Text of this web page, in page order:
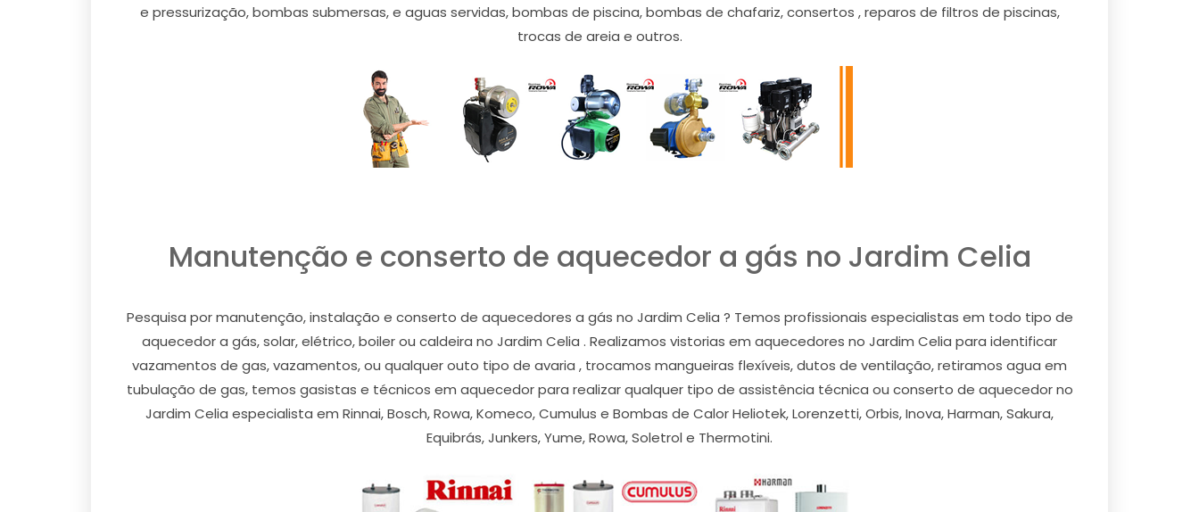
e pressurização, bombas submersas, e aguas servidas, bombas de piscina, bombas de chafariz, consertos , reparos de filtros de piscinas,
trocas de areia e outros.
Manutenção e conserto de aquecedor a gás no Jardim Celia
Pesquisa por manutenção, instalação e conserto de aquecedores a gás no Jardim Celia ? Temos profissionais especialistas em todo tipo de
aquecedor a gás, solar, elétrico, boiler ou caldeira no Jardim Celia . Realizamos vistorias em aquecedores no Jardim Celia para identificar
vazamentos de gas, vazamentos, ou qualquer outo tipo de avaria , trocamos mangueiras flexíveis, dutos de ventilação, retiramos agua em
tubulação de gas, temos gasistas e técnicos em aquecedor para realizar qualquer tipo de assistência técnica ou conserto de aquecedor no
Jardim Celia especialista em Rinnai, Bosch, Rowa, Komeco, Cumulus e Bombas de Calor Heliotek, Lorenzetti, Orbis, Inova, Harman, Sakura,
Equibrás, Junkers, Yume, Rowa, Soletrol e Thermotini.